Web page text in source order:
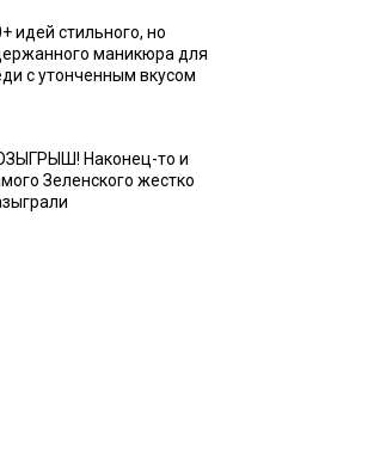
идей стильного, но
маникюра для
с утонченным вкусом
Наконец-то и
Зеленского жестко